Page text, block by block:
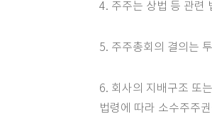
4. 주주는 상법 등 관련
5. 주주총회의 결의는
6. 회사의 지배구조 또
법령에 따라 소수주주